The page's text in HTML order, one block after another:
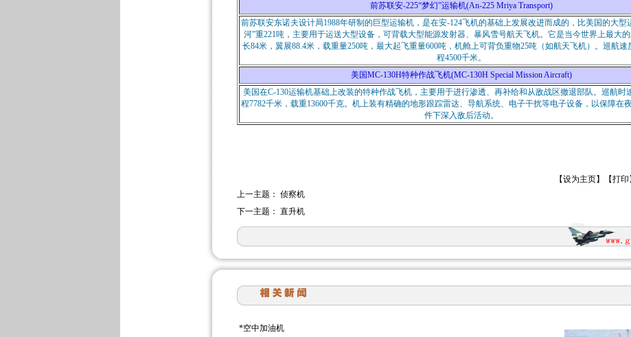
前苏联安-225“梦幻”运输机(An-225 Mriya Transport)
前苏联安东诺夫设计局1988年研制的巨型运输机，是在安-124飞机的基础上发展改进而成的，比美国的大型
河”重221吨，主要用于运送大型设备，可背载大型能源发射器、暴风雪号航天飞机。它是当今世界上最大
长84米，翼展88.4米，载重量250吨，最大起飞重量600吨，机舱上可背负重物25吨（如航天飞机）。巡航速
程4500千米。
美国MC-130H特种作战飞机(MC-130H Special Mission Aircraft)
美国在C-130运输机基础上改装的特种作战飞机，主要用于进行渗透、再补给和从敌战区撤退部队。巡航时
程7782千米，载重13600千克。机上装有精确的地形跟踪雷达、导航系统、电子干扰等电子设备，以保障在
件下深入敌后活动。
【设为主页】【打印
上一主题： 侦察机
下一主题： 直升机
*空中加油机